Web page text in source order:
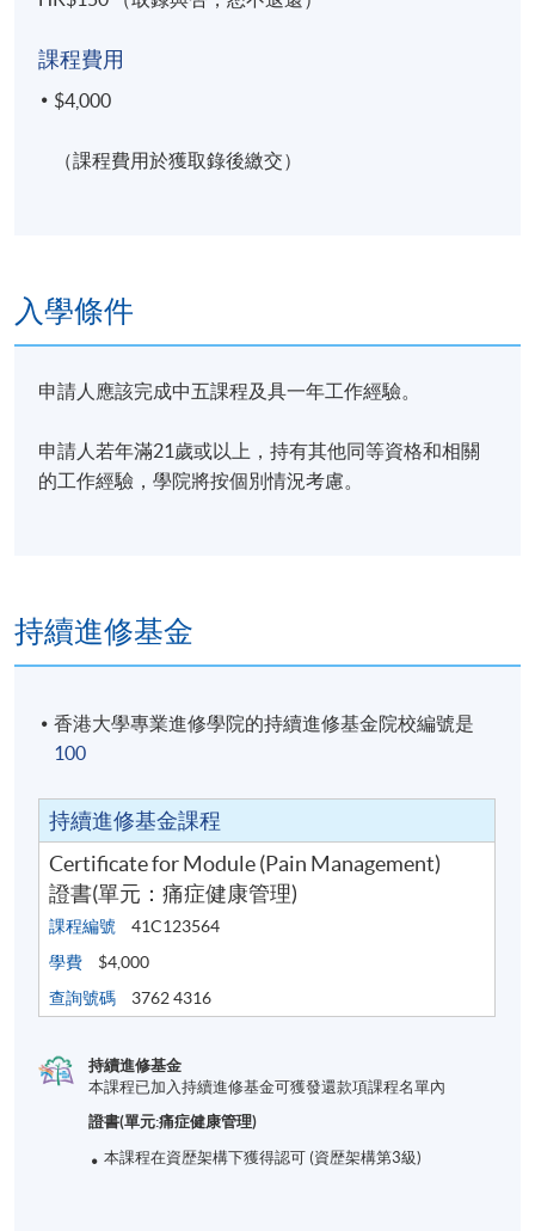
課程費用
$4,000
（課程費用於獲取錄後繳交）
入學條件
申請人應該完成中五課程及具一年工作經驗。
申請人若年滿21歲或以上，持有其他同等資格和相關
的工作經驗，學院將按個別情況考慮。
持續進修基金
香港大學專業進修學院的持續進修基金院校編號是
100
持續進修基金課程
Certificate for Module (Pain Management)
證書(單元：痛症健康管理)
課程編號
41C123564
學費
$4,000
查詢號碼
3762 4316
持續進修基金
本課程已加入持續進修基金可獲發還款項課程名單內
證書(單元:痛症健康管理)
本課程在資歴架構下獲得認可 (資歴架構第3級)